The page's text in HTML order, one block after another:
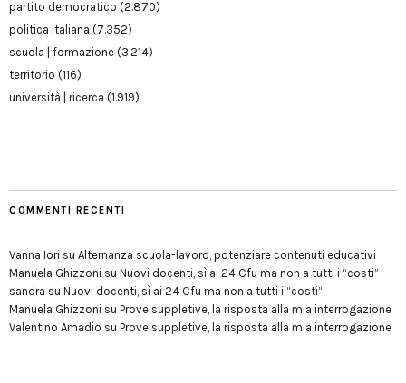
partito democratico (2.870)
politica italiana (7.352)
scuola | formazione (3.214)
territorio (116)
università | ricerca (1.919)
COMMENTI RECENTI
Vanna Iori su Alternanza scuola-lavoro, potenziare contenuti educativi
Manuela Ghizzoni su Nuovi docenti, sì ai 24 Cfu ma non a tutti i “costi”
sandra su Nuovi docenti, sì ai 24 Cfu ma non a tutti i “costi”
Manuela Ghizzoni su Prove suppletive, la risposta alla mia interrogazione
Valentino Amadio su Prove suppletive, la risposta alla mia interrogazione